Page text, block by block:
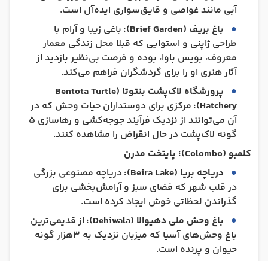
آبی مانند غواصی و قایق‌سواری ایده‌آل است.
باغ بریف (Brief Garden):
باغی زیبا و آرام با
طراحی ژاپنی و استوایی که قبلا محل زندگی معمار
معروف، بویس باوا، بوده و فرصت بی‌نظیر بازدید از
آثار هنری او را برای گردشگران فراهم می‌کند.
پرورشگاه لاک‌پشت بنتوتا (Bentota Turtle
Hatchery):
مرکزی برای دوستداران حیات وحش که در
آن می‌توانند از نزدیک فرآیند جوجه‌کشی و رهاسازی 5
گونه لاک‌پشت در حال انقراض را مشاهده کنند.
کلمبو (Colombo)؛ پایتخت مدرن
دریاچه بریا (Beira Lake):
دریاچه مصنوعی بزرگی
در قلب شهر که فضای سبز و آرامش‌بخشی برای
گذراندن لحظاتی خوش ایجاد کرده است.
باغ وحش ملی دهیوالا (Dehiwala):
از قدیمی‌ترین
باغ وحش‌های آسیا که میزبان نزدیک به ۳هزار گونه
حیوان و پرنده است.